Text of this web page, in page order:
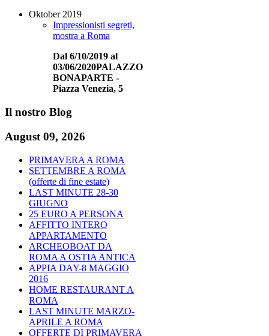
Oktober 2019
Impressionisti segreti,
mostra a Roma
Dal 6/10/2019 al
03/06/2020PALAZZO
BONAPARTE -
Piazza Venezia, 5
Il nostro Blog
August 09, 2026
PRIMAVERA A ROMA
SETTEMBRE A ROMA
(offerte di fine estate)
LAST MINUTE 28-30
GIUGNO
25 EURO A PERSONA
AFFITTO INTERO
APPARTAMENTO
ARCHEOBOAT DA
ROMA A OSTIA ANTICA
APPIA DAY-8 MAGGIO
2016
HOME RESTAURANT A
ROMA
LAST MINUTE MARZO-
APRILE A ROMA
OFFERTE DI PRIMAVERA